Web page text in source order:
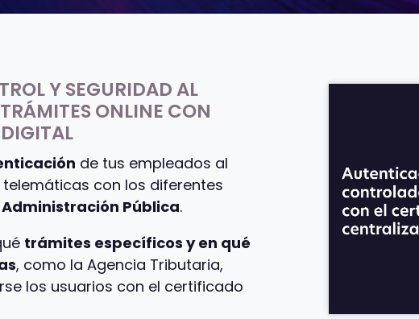
Y SEGURIDAD AL
ONLINE CON
de tus empleados al
con los diferentes
Administración Pública.
trámites específicos y en qué
, como la Agencia Tributaria,
los usuarios con el certificado